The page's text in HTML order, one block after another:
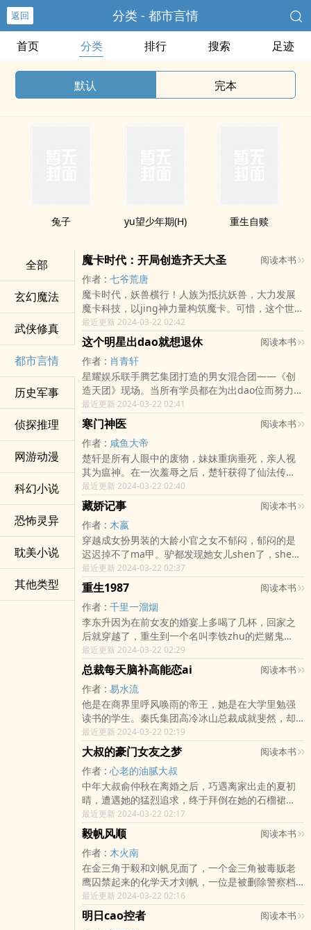
返回 分类 - 都市言情
首页 分类 排行 搜索 足迹
默认 完本
兔子 yu望少年期(H) 重生自赎
全部
玄幻魔法
武侠修真
都市言情
历史军事
侦探推理
网游动漫
科幻小说
恐怖灵异
耽美小说
其他类型
魔卡时代：开局创造齐天大圣 阅读本书
作者 : 七爷荒唐
魔卡时代，妖兽横行！人族为抵抗妖兽，大力发展
魔卡科技，以jing神力量构筑魔卡。可惜，这个世界
人们的想象力，都太贫瘠，只会对着妖兽照猫画
虎。一般学生构筑B级魔卡，jing英学生构筑A级魔
卡，S级卡牌难于登天？穿越而来的陈飞羽，开局直
接凭借魔卡师系统，创造S级魔卡齐天大圣孙悟空！
堪称天才！构卡缺乏灵感，创造强卡很困难？我
《西游记》《封神榜》随便拿一个角se，都能吊打
妖兽。构卡需要细心，稍有纰漏就会失败？魔卡师
系统，替我排忧解难，哪里缺补哪里，构筑魔卡简
直soeasy。是时候让这个世界，见识一下我猴哥的
厉害了！
最近更新 2024-03-22 02:42
这个明星出dao就想退休 阅读本书
作者 : 肖青轩
星耀娱乐联手腾艺集团打造的男女混合团——《创
造天团》现场。当所有学员都在为出dao位而努力之
时，陈勋却忙于在几位美女之间穿梭。成团出dao有
什么好的，挖墙脚开公司才香啊！陈勋：“什么，我
要C位成团出dao了？别搞，再这样我退赛了！”打工
是不可能打工的，只有让别人给自己打工。工作人
员：“沈导，不好了，陈勋带着好几个学员说要一起
退赛！”沈导：“？？？”工作人员：“连导师们也被他
蛊惑了，很赞同他的决定。”沈导：“！！！”当明星
太辛苦了，zuo老板才shuang呐！我，陈勋，出
dao就退休，梦想成ju鳄。别喊我老公，请叫我陈
总。粉丝：“陈总老公，出来营业吧，求求你了！”星
耀娱乐：“抢了我们的人，砸了我们的节目，现在想
退休当资本家跟我们平起平坐？不可能！”陈勋：“我
真的想退休，这是你们bi我的！”粉丝：“陈总老公杀
疯了！”
最近更新 2024-03-22 02:41
寒门神医 阅读本书
作者 : 咸鱼大帝
楚轩是所有人眼中的废物，妹妹重病垂死，亲人视
其为瘟神。在一次羞辱之后，楚轩获得了仙法传
承。曾经背叛他的，都将一一下地狱去忏悔！
最近更新 2024-03-22 02:40
藏娇记事 阅读本书
作者 : 木嬴
穿越成女扮男装的大龄小官之女不郁闷，郁闷的是
迟迟掉不了ma甲。驴都发现她女儿shen了，shen
边的男人们还发现不了。豁出去自曝shen份，穿着
女装招摇过市，还能被人拿钱打发离京，说是怕她
影响他们兄弟高大上的光辉形象。不说了，心累。
最近更新 2024-03-22 02:37
重生1987 阅读本书
作者 : 千里一溜烟
李东升因为在前女友的婚宴上多喝了几杯，回家之
后就穿越了，重生到一个名叫李铁zhu的烂赌鬼
shen上。面对糟糕的人设，重生后的李东升首要任
务就是，赎回李铁zhu因贷款即将被强制收走的祖
宅。面对这个遍地黄金的年代，前世一直是混吃等
死李东升只知dao大概历史jin程，却并没有动手实
践的能力。几句忽悠，被欠款人成功被忽悠成合伙
人。即将要jinru中国的一次xing筷子，还未火起来
的gan脆面，还在萌芽时期的各商界大佬，这些都将
成为李东
最近更新 2024-03-22 02:29
总裁每天脑补高能恋ai 阅读本书
作者 : 易水流
他是在商界里呼风唤雨的帝王，她是在大学里勉强
读书的学生。秦氏集团高冷冰山总裁成就斐然，却
患有双向qing感障碍，天才、易怒、抑郁而狂躁，
但又极度克制、自律，直到遇见她，总裁啥病都没
了！带回家的那一夜，她把他工作电脑毁了；带到
公司的那一天，她把他衣服扯坏luo奔了；带她到外
地出差，又遇上地震了……他一次又一次被她bi到失
去理智，最后总裁只想说累了，毁灭吧。总裁妈妈
说：你们两个这是相ai相杀啊，宝贝儿。总裁chou
了kou烟忧郁的说:妈，她只想杀了我。
最近更新 2024-03-22 02:19
大叔的豪门女友之梦 阅读本书
作者 : 心老的油腻大叔
中年大叔俞仲秋在离婚之后，巧遇离家出走的夏初
晴，遭遇她的猛烈追求，终于拜倒在她的石榴裙
下。却在领证的当天飞来横祸，导致两人分离初晴
失忆。大叔好运赚得上亿资产，寻得初晴已是豪门
千金，只能反过来追求初晴，经过一段时间的同居
生活，最终二人离婚。而恢复记忆的初晴，又倒回
来重新追求伤心yu绝的大叔。最终结果如何，尽在
大叔的豪门女友之梦。
最近更新 2024-03-22 02:17
毅帆风顺 阅读本书
作者 : 木火南
在金三角于毅和刘帆见面了，一个金三角被毒贩老
鹰囚禁起来的化学天才刘帆，一位是被删除警察档
案的于毅。于毅卧底任务能否成功？而刘帆能否逃
脱老鹰的魔爪？老鹰能否顺利伏法？许正国能否抓
住那个在警方nei部埋伏许久的jian细？一切的一切
最近更新 2024-03-22 02:16
明日cao控者 阅读本书